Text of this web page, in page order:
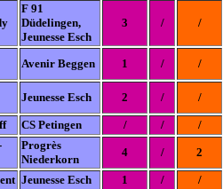
F 91
Düdelingen,
Jeunesse Esch
3 / /
Avenir Beggen 1 /
/
Jeunesse Esch 2 / /
CS Petingen / /
/
Progrès
Niederkorn
4 / 2
Jeunesse Esch 1 / /